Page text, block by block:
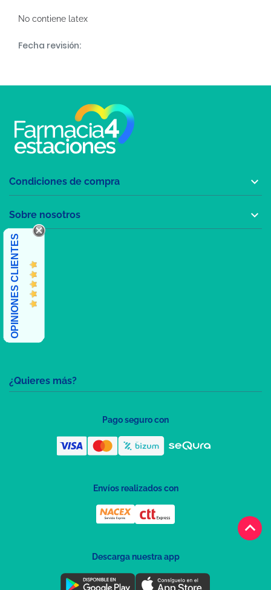
No contiene latex
Fecha revisión:
keyboard_arrow_up
¿Quieres más?
Condiciones de compra 
Sobre nosotros 
OPINIONES CLIENTES
Pago seguro con
Envíos realizados con
Descarga nuestra app